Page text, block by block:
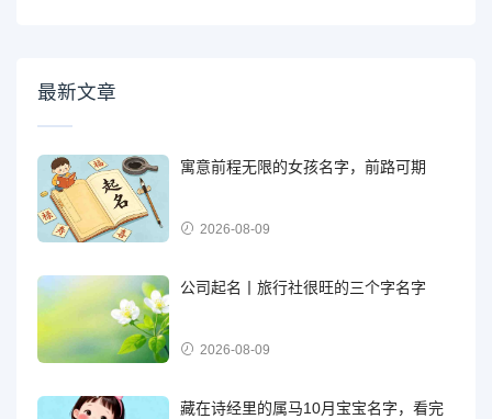
最新文章
寓意前程无限的女孩名字，前路可期
2026-08-09
公司起名丨旅行社很旺的三个字名字
2026-08-09
藏在诗经里的属马10月宝宝名字，看完